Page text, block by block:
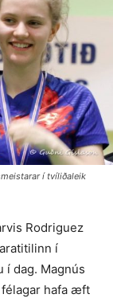
í tvíliðaleik
Rodriguez
í
í dag. Magnús
félagar hafa æft